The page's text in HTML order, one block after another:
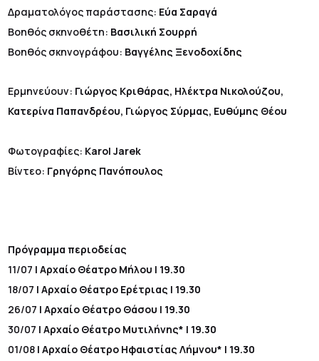
Δραματολόγος παράστασης: Εύα Σαραγά
Βοηθός σκηνοθέτη: Βασιλική Σουρρή
Βοηθός σκηνογράφου: Βαγγέλης Ξενοδοχίδης
Ερμηνεύουν: Γιώργος Κριθάρας, Ηλέκτρα Νικολούζου,
Κατερίνα Παπανδρέου, Γιώργος Σύρμας, Ευθύμης Θέου
Φωτογραφίες: Karol Jarek
Βίντεο: Γρηγόρης Πανόπουλος
Πρόγραμμα περιοδείας
11/07 | Αρχαίο Θέατρο Μήλου | 19.30
18/07 | Αρχαίο Θέατρο Ερέτριας | 19.30
26/07 | Αρχαίο Θέατρο Θάσου | 19.30
30/07 | Αρχαίο Θέατρο Μυτιλήνης* | 19.30
01/08 | Αρχαίο Θέατρο Ηφαιστίας Λήμνου* | 19.30